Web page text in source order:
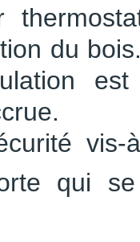
du
vis-
qui